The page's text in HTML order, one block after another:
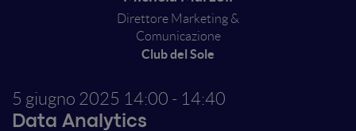
Direttore Marketing &
Comunicazione
Club del Sole
5 giugno 2025 14:00 - 14:40
Data Analytics